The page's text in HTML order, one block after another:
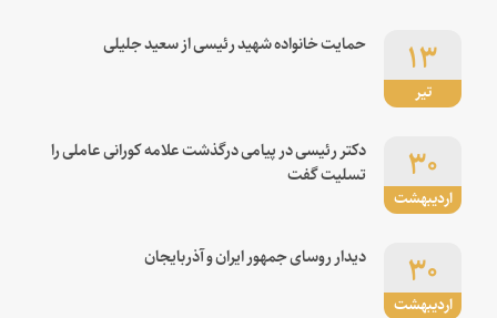
تیر
۱۳ حمایت خانواده شهید رئیسی از سعید جلیلی
اردیبهشت
۳۰
دکتر رئیسی در پیامی درگذشت علامه کورانی عاملی را
تسلیت گفت
اردیبهشت
۳۰ دیدار روسای جمهور ایران و آذربایجان